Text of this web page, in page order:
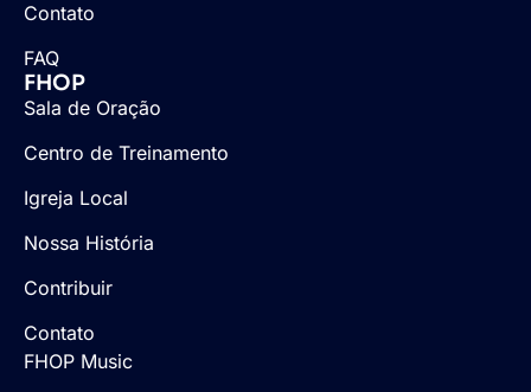
Contato
FAQ
FHOP
Sala de Oração
Centro de Treinamento
Igreja Local
Nossa História
Contribuir
Contato
FHOP Music